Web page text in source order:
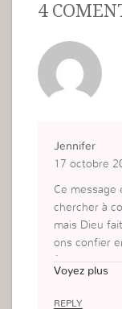
4
Jennifer
17 octobre
Ce
chercher à
mais Dieu
ons confier
en a pas!
Voyez plus
REPLY